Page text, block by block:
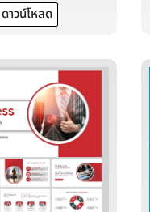
ดาวน์โหลด